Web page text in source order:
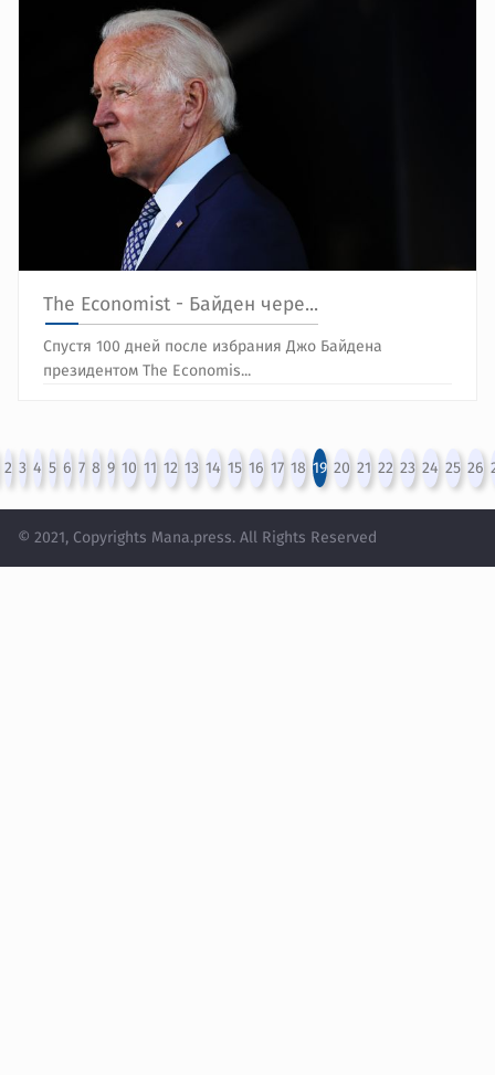
The Economist - Байден чере...
Спустя 100 дней после избрания Джо Байдена
президентом The Economis...
2 3 4 5 6 7 8 9 10 11 12 13 14 15 16 17 18 19 20 21 22 23 24 25 26
© 2021, Copyrights Mana.press. All Rights Reserved